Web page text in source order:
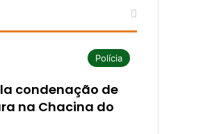
Polícia
condenação de
na Chacina do